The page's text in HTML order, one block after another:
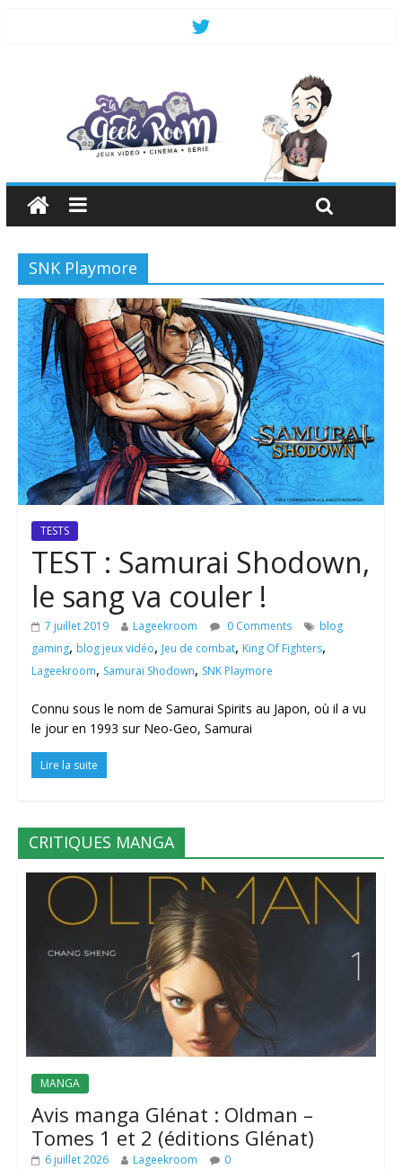
SNK Playmore
TESTS
TEST : Samurai Shodown,
le sang va couler !
7 juillet 2019 Lageekroom 0 Comments
blog
gaming, blog jeux vidéo, Jeu de combat, King Of Fighters,
Lageekroom, Samuraï Shodown, SNK Playmore
Connu sous le nom de Samurai Spirits au Japon, où il a vu
le jour en 1993 sur Neo-Geo, Samurai
Lire la suite
CRITIQUES MANGA
MANGA
Avis manga Glénat : Oldman –
Tomes 1 et 2 (éditions Glénat)
6 juillet 2026 Lageekroom 0